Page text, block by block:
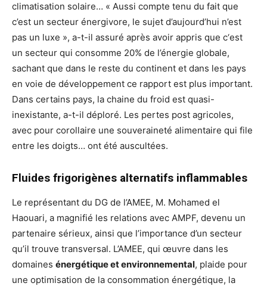
climatisation solaire… « Aussi compte tenu du fait que
c’est un secteur énergivore, le sujet d’aujourd’hui n’est
pas un luxe », a-t-il assuré après avoir appris que c‘est
un secteur qui consomme 20% de l’énergie globale,
sachant que dans le reste du continent et dans les pays
en voie de développement ce rapport est plus important.
Dans certains pays, la chaine du froid est quasi-
inexistante, a-t-il déploré. Les pertes post agricoles,
avec pour corollaire une souveraineté alimentaire qui file
entre les doigts… ont été auscultées.
Fluides frigorigènes alternatifs inflammables
Le représentant du DG de l’AMEE, M. Mohamed el
Haouari, a magnifié les relations avec AMPF, devenu un
partenaire sérieux, ainsi que l’importance d’un secteur
qu’il trouve transversal. L’AMEE, qui œuvre dans les
domaines énergétique et environnemental, plaide pour
une optimisation de la consommation énergétique, la